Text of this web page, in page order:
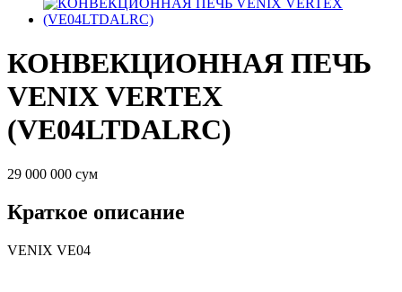
КОНВЕКЦИОННАЯ ПЕЧЬ
VENIX VERTEX
(VE04LTDALRС)
29 000 000 сум
Краткое описание
VENIX VE04